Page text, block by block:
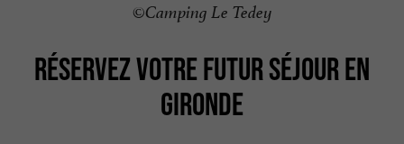
©Camping Le Tedey
RÉSERVEZ VOTRE FUTUR SÉJOUR EN
GIRONDE